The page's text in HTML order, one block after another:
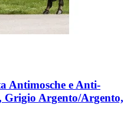
Antimosche e Anti-​
Grigio Argento/Argento,